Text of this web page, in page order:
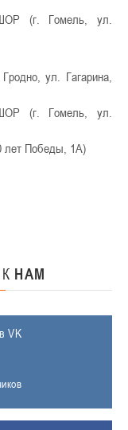
(г. Гомель, ул.
ул. Гагарина,
(г. Гомель, ул.
лет Победы, 1А)
К НАМ
VK